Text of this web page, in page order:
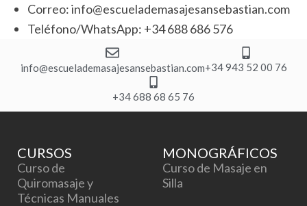
Correo: info@escuelademasajesansebastian.com
Teléfono/WhatsApp: +34 688 686 576
info@escuelademasajesansebastian.com+34 943 52 00 76
+34 688 68 65 76
CURSOS
Curso de
Quiromasaje y
Técnicas Manuales
MONOGRÁFICOS
Curso de Masaje en
Silla